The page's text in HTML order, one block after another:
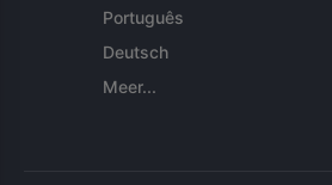
Português
Deutsch
Meer...